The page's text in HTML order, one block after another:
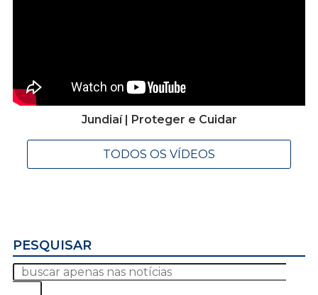
Jundiaí | Proteger e Cuidar
TODOS OS VÍDEOS
PESQUISAR